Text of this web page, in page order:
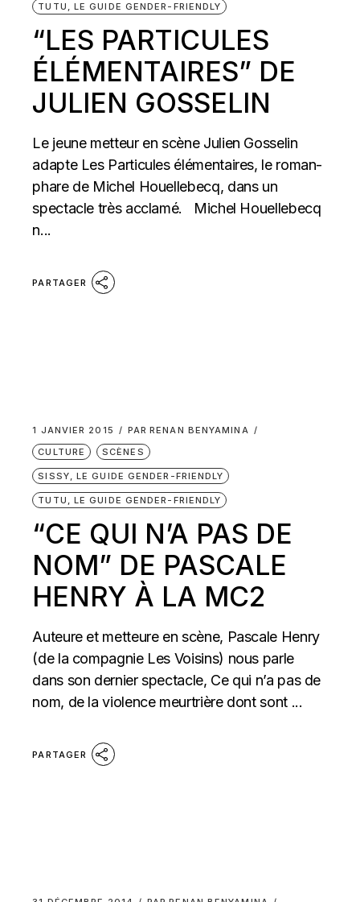
TUTU, LE GUIDE GENDER-FRIENDLY
“LES PARTICULES
ÉLÉMENTAIRES” DE
JULIEN GOSSELIN
Le jeune metteur en scène Julien Gosselin
adapte Les Particules élémentaires, le roman-
phare de Michel Houellebecq, dans un
spectacle très acclamé. Michel Houellebecq
n...
PARTAGER
1 JANVIER 2015 PAR RENAN BENYAMINA
CULTURE
SCÈNES
SISSY, LE GUIDE GENDER-FRIENDLY
TUTU, LE GUIDE GENDER-FRIENDLY
“CE QUI N’A PAS DE
NOM” DE PASCALE
HENRY À LA MC2
Auteure et metteure en scène, Pascale Henry
(de la compagnie Les Voisins) nous parle
dans son dernier spectacle, Ce qui n’a pas de
nom, de la violence meurtrière dont sont ...
PARTAGER